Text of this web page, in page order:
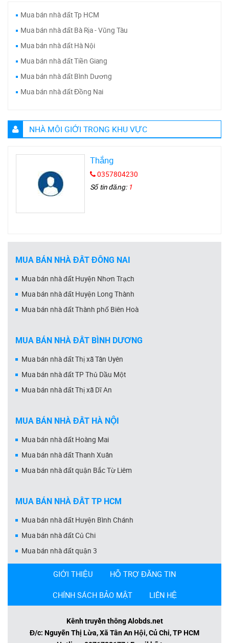
Mua bán nhà đất Tp HCM
Mua bán nhà đất Bà Rịa - Vũng Tàu
Mua bán nhà đất Hà Nội
Mua bán nhà đất Tiền Giang
Mua bán nhà đất Bình Dương
Mua bán nhà đất Đồng Nai
NHÀ MÔI GIỚI TRONG KHU VỰC
Thắng
0357804230
Số tin đăng: 1
MUA BÁN NHÀ ĐẤT ĐỒNG NAI
Mua bán nhà đất Huyện Nhơn Trạch
Mua bán nhà đất Huyện Long Thành
Mua bán nhà đất Thành phố Biên Hoà
MUA BÁN NHÀ ĐẤT BÌNH DƯƠNG
Mua bán nhà đất Thị xã Tân Uyên
Mua bán nhà đất TP Thủ Dầu Một
Mua bán nhà đất Thị xã Dĩ An
MUA BÁN NHÀ ĐẤT HÀ NỘI
Mua bán nhà đất Hoàng Mai
Mua bán nhà đất Thanh Xuân
Mua bán nhà đất quận Bắc Từ Liêm
MUA BÁN NHÀ ĐẤT TP HCM
Mua bán nhà đất Huyện Bình Chánh
Mua bán nhà đất Củ Chi
Mua bán nhà đất quận 3
GIỚI THIỆU HỖ TRỢ ĐĂNG TIN
CHÍNH SÁCH BẢO MẬT LIÊN HỆ
Kênh truyền thông Alobds.net
Đ/c: Nguyễn Thị Lừa, Xã Tân An Hội, Củ Chi, TP HCM